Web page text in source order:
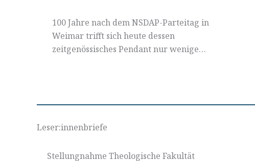
100 Jahre nach dem NSDAP-Parteitag in
Weimar trifft sich heute dessen
zeitgenössisches Pendant nur wenige…
Leser:innenbriefe
Stellungnahme Theologische Fakultät